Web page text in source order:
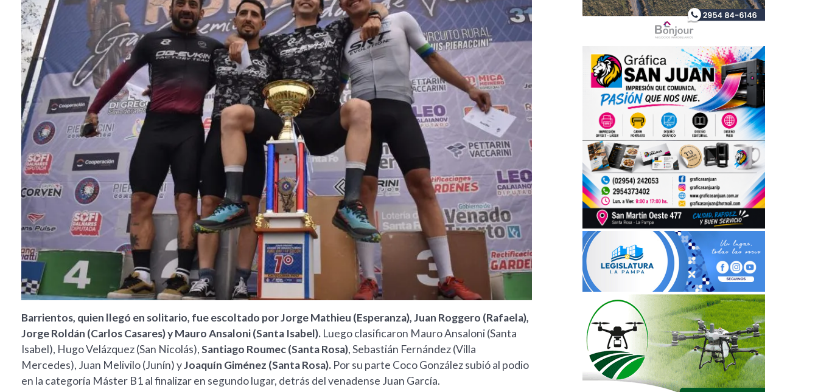
Barrientos, quien llegó en solitario, fue escoltado por Jorge Mathieu (Esperanza), Juan Roggero (Rafaela),
Jorge Roldán (Carlos Casares) y Mauro Ansaloni (Santa Isabel). Luego clasificaron Mauro Ansaloni (Santa
Isabel), Hugo Velázquez (San Nicolás),Santiago Roumec (Santa Rosa), Sebastián Fernández (Villa
Mercedes), Juan Melivilo (Junín) yJoaquín Giménez (Santa Rosa). Por su parte Coco González subió al podio
en la categoría Máster B1 al finalizar en segundo lugar, detrás del venadense Juan García.